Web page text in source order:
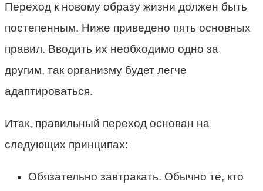
Переход к новому образу жизни должен быть
постепенным. Ниже приведено пять основных
правил. Вводить их необходимо одно за
другим, так организму будет легче
адаптироваться.
Итак, правильный переход основан на
следующих принципах:
Обязательно завтракать. Обычно те, кто